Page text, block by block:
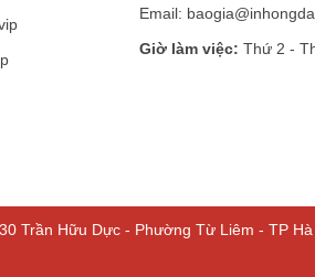
Email:
Giờ làm việc: Thứ 2 -
Trần Hữu Dực - Phường Từ Liêm - TP